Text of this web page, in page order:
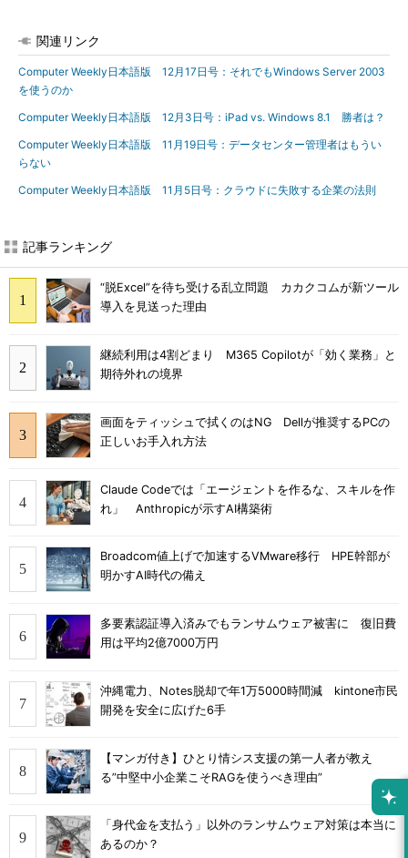
関連リンク
Computer Weekly日本語版 12月17日号：それでもWindows Server 2003
を使うのか
Computer Weekly日本語版 12月3日号：iPad vs. Windows 8.1 勝者は？
Computer Weekly日本語版 11月19日号：データセンター管理者はもうい
らない
Computer Weekly日本語版 11月5日号：クラウドに失敗する企業の法則
記事ランキング
“脱Excel”を待ち受ける乱立問題 カカクコムが新ツール
導入を見送った理由
継続利用は4割どまり M365 Copilotが「効く業務」と
期待外れの境界
画面をティッシュで拭くのはNG Dellが推奨するPCの
正しいお手入れ方法
Claude Codeでは「エージェントを作るな、スキルを作
れ」 Anthropicが示すAI構築術
Broadcom値上げで加速するVMware移行 HPE幹部が
明かすAI時代の備え
多要素認証導入済みでもランサムウェア被害に 復旧費
用は平均2億7000万円
沖縄電力、Notes脱却で年1万5000時間減 kintone市民
開発を安全に広げた6手
【マンガ付き】ひとり情シス支援の第一人者が教え
る”中堅中小企業こそRAGを使うべき理由”
「身代金を支払う」以外のランサムウェア対策は本当に
あるのか？